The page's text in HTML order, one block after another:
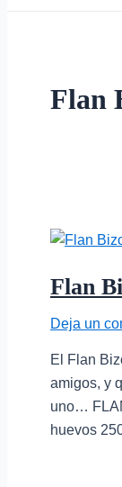
Flan
Flan
Deja un
El Flan
amigos, y
uno…
huevos